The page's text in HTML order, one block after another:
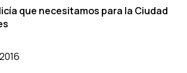
que necesitamos para la Ciudad